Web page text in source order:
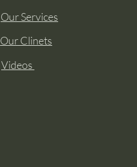
Our Services
Our Clinets
Videos